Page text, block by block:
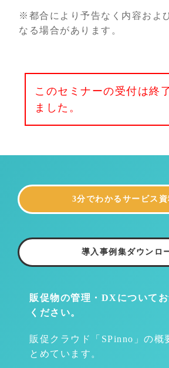
※都合により予告なく内容およ
なる場合があります。
このセミナーの受付は終
ました。
販促物の管理・DXについて
ください。
販促クラウド「SPinno」の概
とめています。
3分でわかるサービス資
導入事例集ダウンロ